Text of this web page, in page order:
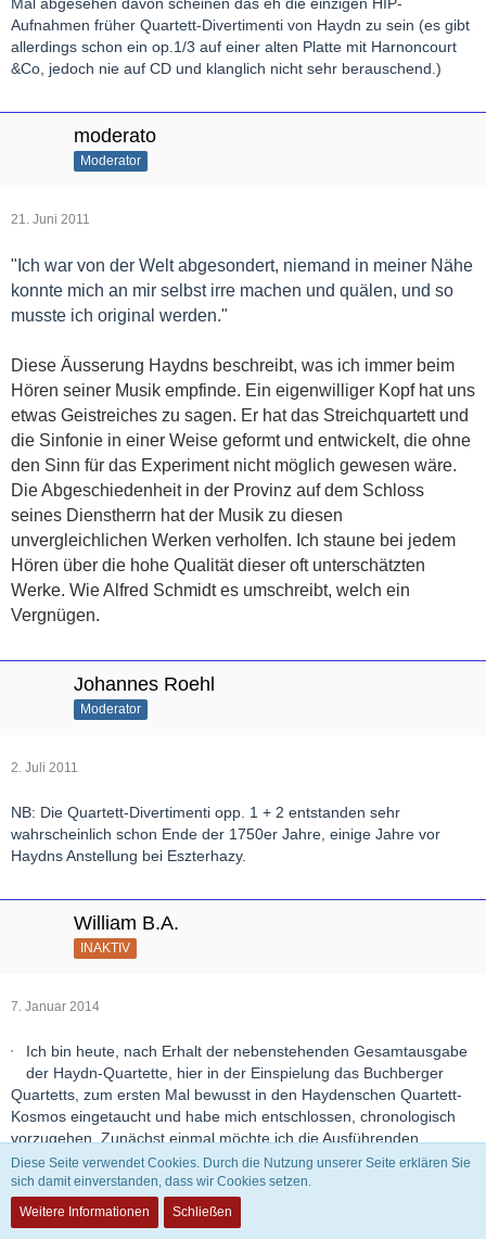
Mal abgesehen davon scheinen das eh die einzigen HIP-
Aufnahmen früher Quartett-Divertimenti von Haydn zu sein (es gibt
allerdings schon ein op.1/3 auf einer alten Platte mit Harnoncourt
&Co, jedoch nie auf CD und klanglich nicht sehr berauschend.)
moderato
Moderator
21. Juni 2011
"Ich war von der Welt abgesondert, niemand in meiner Nähe
konnte mich an mir selbst irre machen und quälen, und so
musste ich original werden."
Diese Äusserung Haydns beschreibt, was ich immer beim
Hören seiner Musik empfinde. Ein eigenwilliger Kopf hat uns
etwas Geistreiches zu sagen. Er hat das Streichquartett und
die Sinfonie in einer Weise geformt und entwickelt, die ohne
den Sinn für das Experiment nicht möglich gewesen wäre.
Die Abgeschiedenheit in der Provinz auf dem Schloss
seines Dienstherrn hat der Musik zu diesen
unvergleichlichen Werken verholfen. Ich staune bei jedem
Hören über die hohe Qualität dieser oft unterschätzten
Werke. Wie Alfred Schmidt es umschreibt, welch ein
Vergnügen.
Johannes Roehl
Moderator
2. Juli 2011
NB: Die Quartett-Divertimenti opp. 1 + 2 entstanden sehr
wahrscheinlich schon Ende der 1750er Jahre, einige Jahre vor
Haydns Anstellung bei Eszterhazy.
William B.A.
INAKTIV
7. Januar 2014
Ich bin heute, nach Erhalt der nebenstehenden Gesamtausgabe
der Haydn-Quartette, hier in der Einspielung das Buchberger
Quartetts, zum ersten Mal bewusst in den Haydenschen Quartett-
Kosmos eingetaucht und habe mich entschlossen, chronologisch
vorzugehen. Zunächst einmal möchte ich die Ausführenden
nennen:
Hubert Buchberger, 1. Violine,
Julia Greve, 2. Violine,
Joachim Etzel, Viola,
Diese Seite verwendet Cookies. Durch die Nutzung unserer Seite erklären Sie
sich damit einverstanden, dass wir Cookies setzen.
Weitere Informationen
Schließen